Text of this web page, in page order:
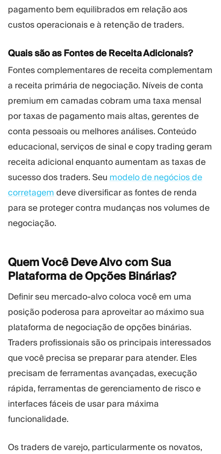
pagamento bem equilibrados em relação aos
custos operacionais e à retenção de traders.
Quais são as Fontes de Receita Adicionais?
Fontes complementares de receita complementam
a receita primária de negociação. Níveis de conta
premium em camadas cobram uma taxa mensal
por taxas de pagamento mais altas, gerentes de
conta pessoais ou melhores análises. Conteúdo
educacional, serviços de sinal e copy trading geram
receita adicional enquanto aumentam as taxas de
sucesso dos traders. Seu modelo de negócios de
corretagem deve diversificar as fontes de renda
para se proteger contra mudanças nos volumes de
negociação.
Quem Você Deve Alvo com Sua
Plataforma de Opções Binárias?
Definir seu mercado-alvo coloca você em uma
posição poderosa para aproveitar ao máximo sua
plataforma de negociação de opções binárias.
Traders profissionais são os principais interessados
que você precisa se preparar para atender. Eles
precisam de ferramentas avançadas, execução
rápida, ferramentas de gerenciamento de risco e
interfaces fáceis de usar para máxima
funcionalidade.
Os traders de varejo, particularmente os novatos,